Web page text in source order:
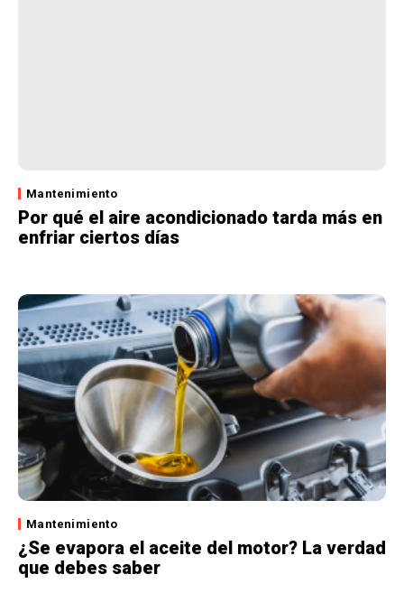
Mantenimiento
Por qué el aire acondicionado tarda más en
enfriar ciertos días
Mantenimiento
¿Se evapora el aceite del motor? La verdad
que debes saber